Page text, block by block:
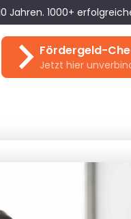
Jahren. 1000+
Fördergeld-
Jetzt hier